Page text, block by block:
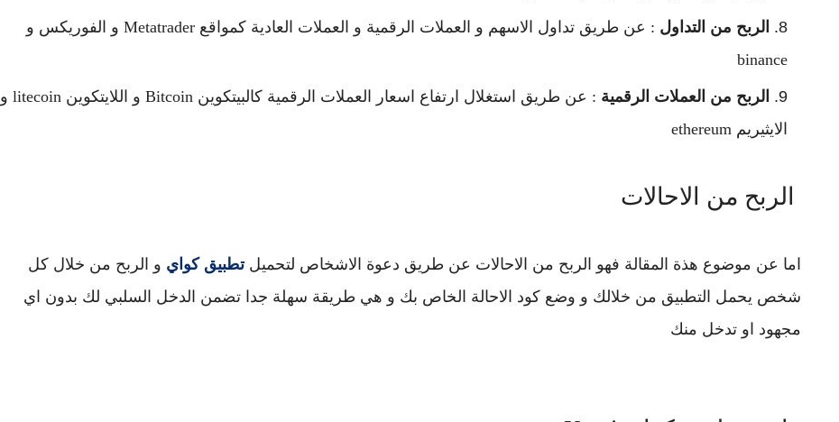
الربح من التداول
: عن طريق تداول الاسهم و العملات الرقمية و العملات العادية كمواقع Metatrader و الفوريكس و
binance
الربح من العملات الرقمية
: عن طريق استغلال ارتفاع اسعار العملات الرقمية كالبيتكوين Bitcoin و اللايتكوين litecoin و
الايثيريم ethereum
الربح من الاحالات
اما عن موضوع هذة المقالة فهو الربح من الاحالات عن طريق دعوة الاشخاص لتحميلتطبيق كواي و الربح من خلال كل
شخص يحمل التطبيق من خلالك و وضع كود الاحالة الخاص بك و هي طريقة سهلة جدا تضمن الدخل السلبي لك بدون اي
مجهود او تدخل منك